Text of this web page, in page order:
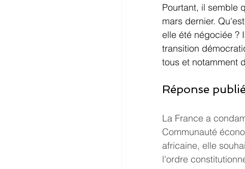
Pourtant, il semble
mars dernier.
elle été négociée ?
transition
tous et notamment
Réponse
La France a
Communauté
africaine, elle
l'ordre